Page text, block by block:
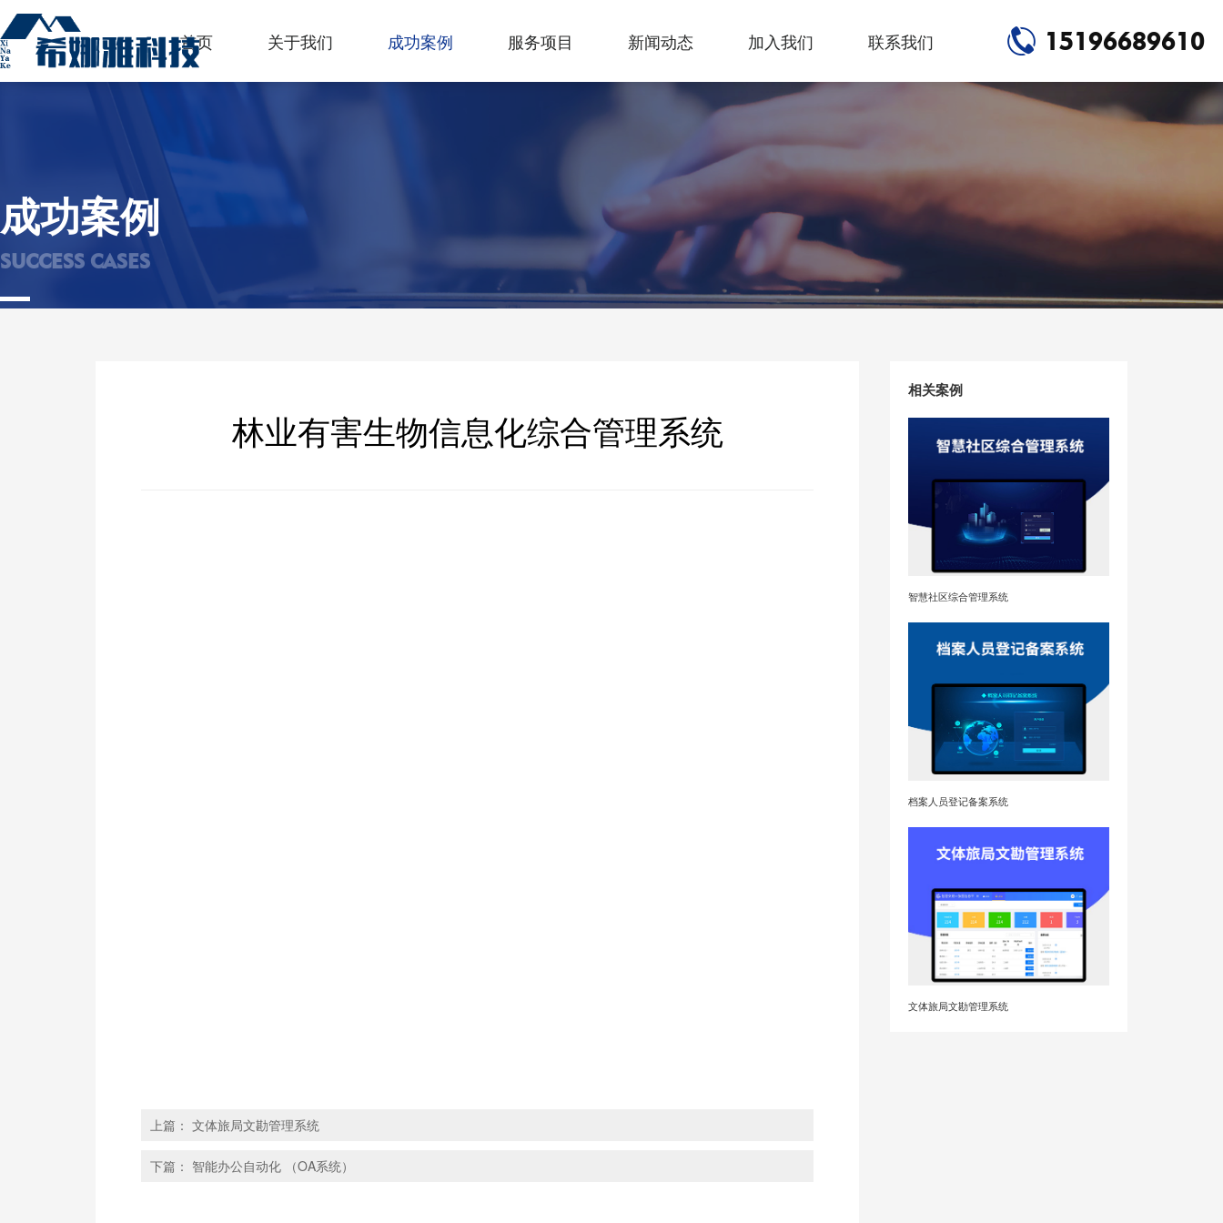
首页 关于我们 成功案例 服务项目 新闻动态 加入我们 联系我们 15196689610
成功案例
SUCCESS CASES
林业有害生物信息化综合管理系统
上篇： 文体旅局文勘管理系统
下篇： 智能办公自动化 （OA系统）
相关案例
智慧社区综合管理系统
档案人员登记备案系统
文体旅局文勘管理系统